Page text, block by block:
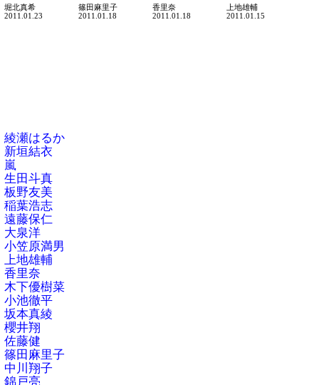
堀北真希
2011.01.23
篠田麻里子
2011.01.18
香里奈
2011.01.18
上地雄輔
2011.01.15
綾瀬はるか
新垣結衣
嵐
生田斗真
板野友美
稲葉浩志
遠藤保仁
大泉洋
小笠原満男
上地雄輔
香里奈
木下優樹菜
小池徹平
坂本真綾
櫻井翔
佐藤健
篠田麻里子
中川翔子
錦戸亮